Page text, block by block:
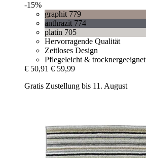
-15%
graphit 779
anthrazit 774
platin 705
Hervorragende Qualität
Zeitloses Design
Pflegeleicht & trocknergeeignet
€ 50,91 € 59,99
Gratis Zustellung bis 11. August